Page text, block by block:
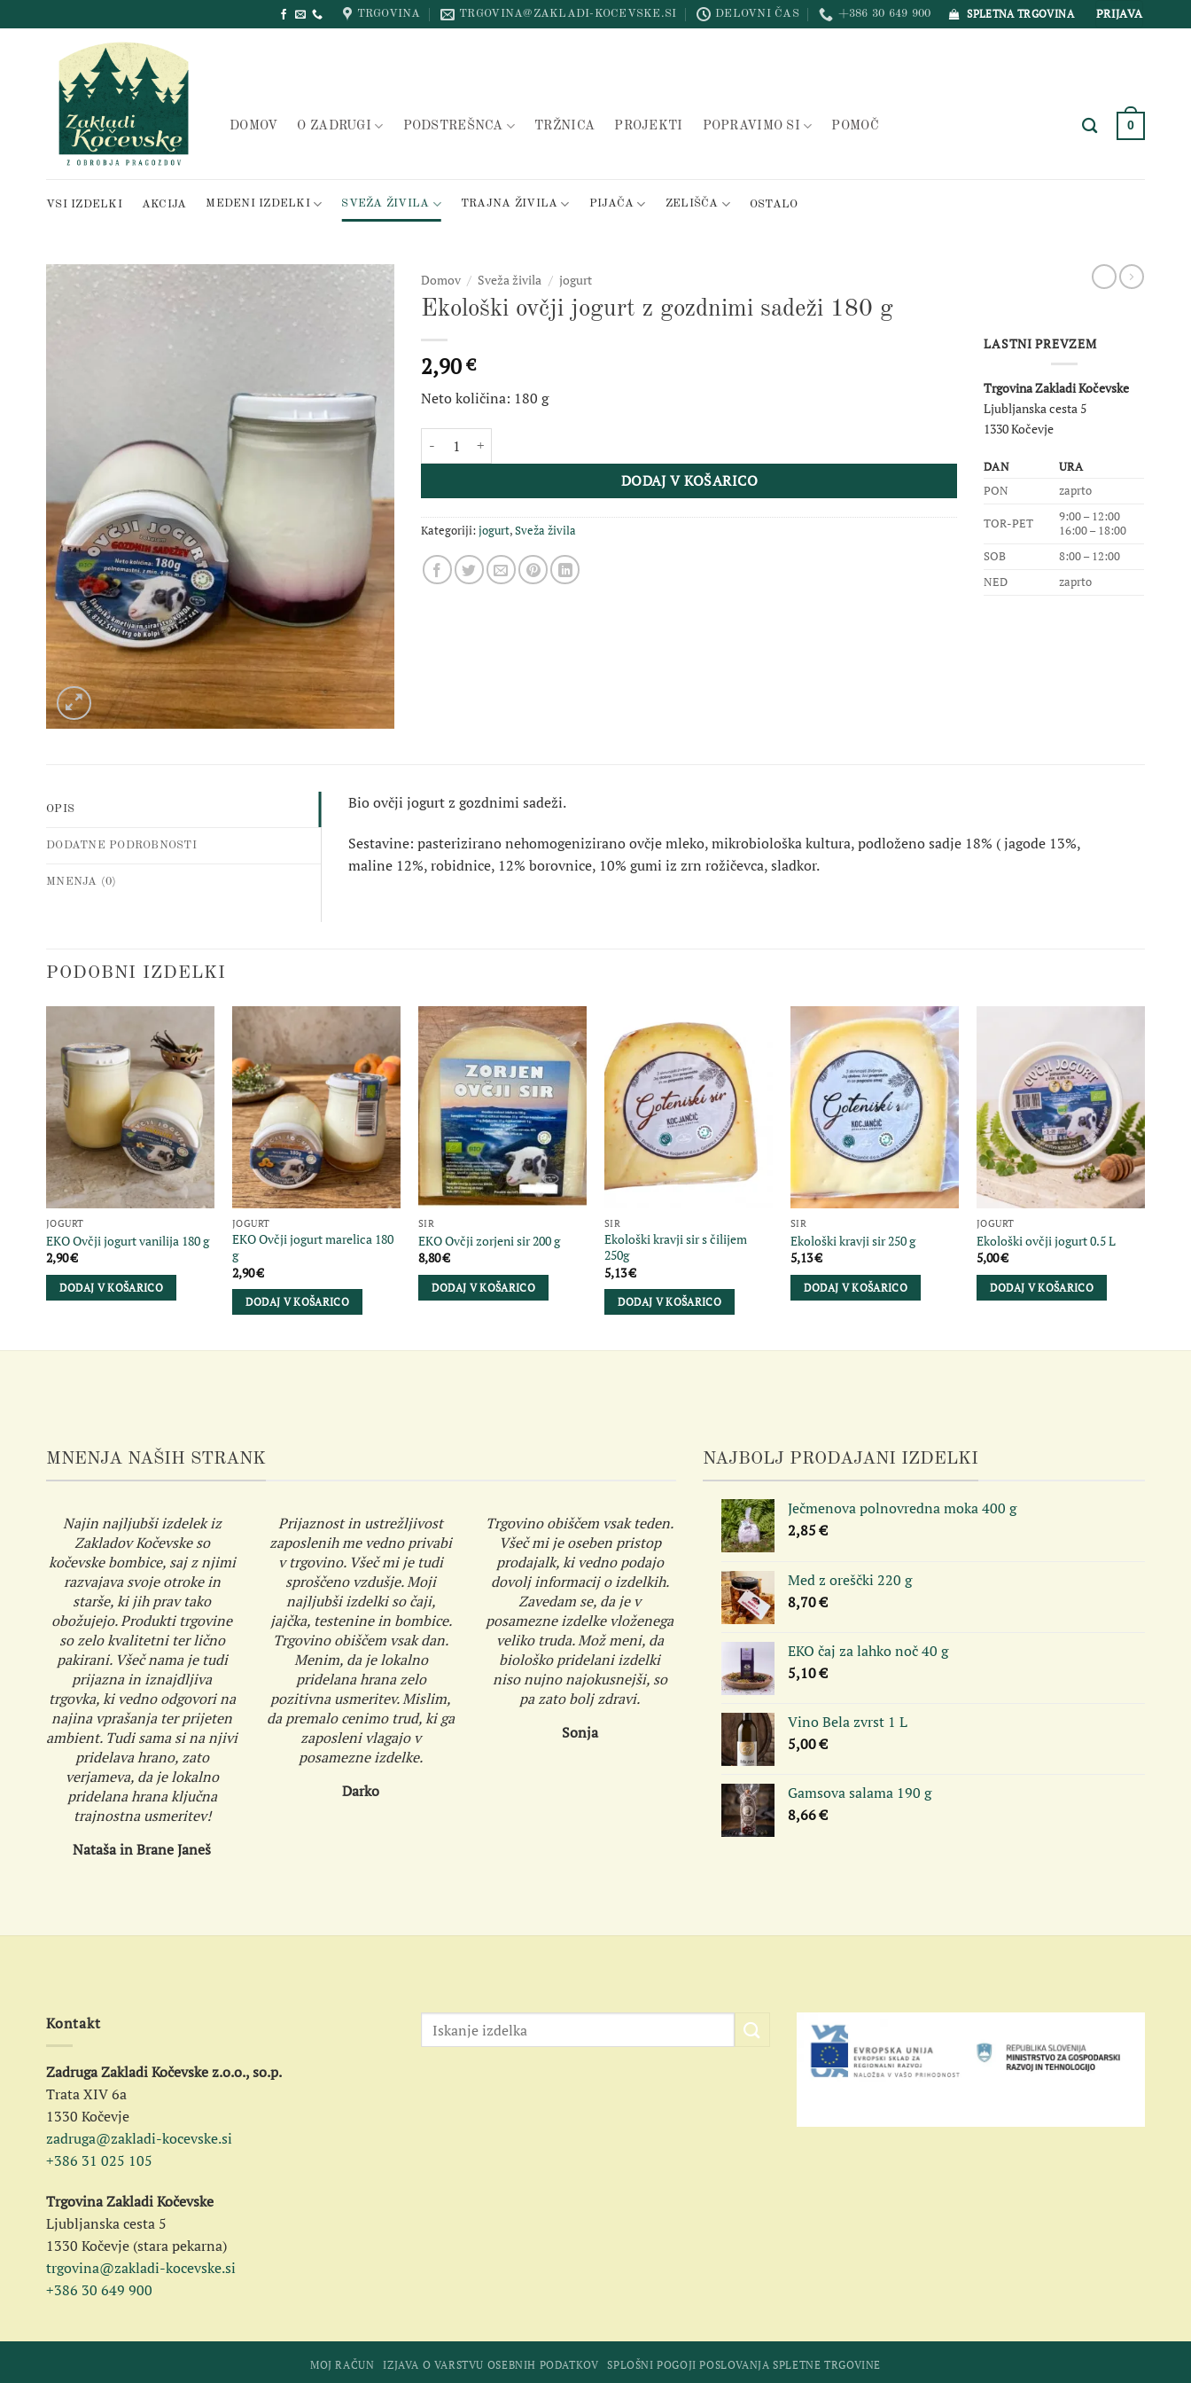
to
TRGOVINA TRGOVINA@ZAKLADI-KOCEVSKE.SI DELOVNI ČAS +386 30 649 900 SPLETNA TRGOVINA PRIJAVA
DOMOV O ZADRUGI PODSTREŠNCA TRŽNICA PROJEKTI POPRAVIMO SI POMOČ 0
VSI IZDELKI AKCIJA MEDENI IZDELKI SVEŽA ŽIVILA TRAJNA ŽIVILA PIJAČA ZELIŠČA OSTALO
Domov / Sveža živila / jogurt
Ekološki ovčji jogurt z gozdnimi sadeži 180 g
2,90€
Neto količina: 180 g
DODAJ V KOŠARICO
Kategoriji:jogurt,Sveža živila
LASTNI PREVZEM
Trgovina Zakladi Kočevske
Ljubljanska cesta 5
1330 Kočevje
DAN
URA
PON
zaprto
TOR-PET
9:00 – 12:00
16:00 – 18:00
SOB
8:00 – 12:00
NED
zaprto
OPIS
DODATNE PODROBNOSTI
MNENJA (0)
Bio ovčji jogurt z gozdnimi sadeži.
Sestavine: pasterizirano nehomogenizirano ovčje mleko, mikrobiološka kultura, podloženo sadje 18% ( jagode 13%,
maline 12%, robidnice, 12% borovnice, 10% gumi iz zrn rožičevca, sladkor.
PODOBNI IZDELKI
JOGURT
EKO Ovčji jogurt vanilija 180 g
2,90€
DODAJ V KOŠARICO
JOGURT
EKO Ovčji jogurt marelica 180
g
2,90€
DODAJ V KOŠARICO
SIR
EKO Ovčji zorjeni sir 200 g
8,80€
DODAJ V KOŠARICO
SIR
Ekološki kravji sir s čilijem
250g
5,13€
DODAJ V KOŠARICO
SIR
Ekološki kravji sir 250 g
5,13€
DODAJ V KOŠARICO
JOGURT
Ekološki ovčji jogurt 0.5 L
5,00€
DODAJ V KOŠARICO
MNENJA NAŠIH STRANK
Najin najljubši izdelek iz
Zakladov Kočevske so
kočevske bombice, saj z njimi
razvajava svoje otroke in
starše, ki jih prav tako
obožujejo. Produkti trgovine
so zelo kvalitetni ter lično
pakirani. Všeč nama je tudi
prijazna in iznajdljiva
trgovka, ki vedno odgovori na
najina vprašanja ter prijeten
ambient. Tudi sama si na njivi
pridelava hrano, zato
verjameva, da je lokalno
pridelana hrana ključna
trajnostna usmeritev!
Nataša in Brane Janeš
Prijaznost in ustrežljivost
zaposlenih me vedno privabi
v trgovino. Všeč mi je tudi
sproščeno vzdušje. Moji
najljubši izdelki so čaji,
jajčka, testenine in bombice.
Trgovino obiščem vsak dan.
Menim, da je lokalno
pridelana hrana zelo
pozitivna usmeritev. Mislim,
da premalo cenimo trud, ki ga
zaposleni vlagajo v
posamezne izdelke.
Darko
Trgovino obiščem vsak teden.
Všeč mi je oseben pristop
prodajalk, ki vedno podajo
dovolj informacij o izdelkih.
Zavedam se, da je v
posamezne izdelke vloženega
veliko truda. Mož meni, da
biološko pridelani izdelki
niso nujno najokusnejši, so
pa zato bolj zdravi.
Sonja
NAJBOLJ PRODAJANI IZDELKI
Ječmenova polnovredna moka 400 g
2,85€
Med z oreščki 220 g
8,70€
EKO čaj za lahko noč 40 g
5,10€
Vino Bela zvrst 1 L
5,00€
Gamsova salama 190 g
8,66€
Kontakt
Zadruga Zakladi Kočevske z.o.o., so.p.
Trata XIV 6a
1330 Kočevje
zadruga@zakladi-kocevske.si
+386 31 025 105
Trgovina Zakladi Kočevske
Ljubljanska cesta 5
1330 Kočevje (stara pekarna)
trgovina@zakladi-kocevske.si
+386 30 649 900
MOJ RAČUN IZJAVA O VARSTVU OSEBNIH PODATKOV SPLOŠNI POGOJI POSLOVANJA SPLETNE TRGOVINE